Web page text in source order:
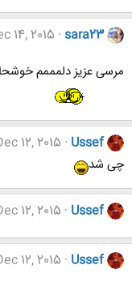
sara23
14, 2015
مرسی عزیز دلمممم
Ussef
12, 2015
چی شد
Ussef
12, 2015
Ussef
12, 2015